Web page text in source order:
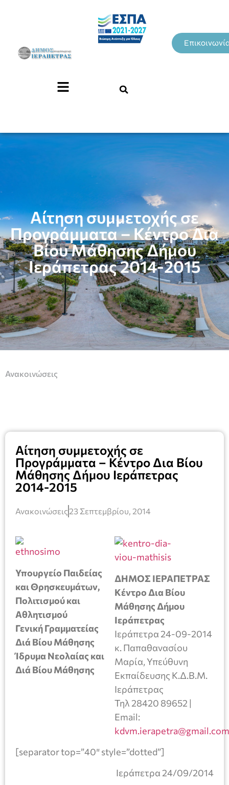
Αίτηση συμμετοχής σε
Προγράμματα – Κέντρο Δια
Βίου Μάθησης Δήμου
Ιεράπετρας 2014-2015
Ανακοινώσεις
Αίτηση συμμετοχής σε
Προγράμματα – Κέντρο Δια Βίου
Μάθησης Δήμου Ιεράπετρας
2014-2015
Ανακοινώσεις 23 Σεπτεμβρίου, 2014
Υπουργείο Παιδείας
και Θρησκευμάτων,
Πολιτισμού και
Αθλητισμού
Γενική Γραμματείας
Διά Βίου Μάθησης
Ίδρυμα Νεολαίας και
Διά Βίου Μάθησης
ΔΗΜΟΣ ΙΕΡΑΠΕΤΡΑΣ
Κέντρο Δια Βίου
Μάθησης Δήμου
Ιεράπετρας
Ιεράπετρα 24-09-2014
κ. Παπαθανασίου
Μαρία, Υπεύθυνη
Εκπαίδευσης K.Δ.Β.Μ.
Ιεράπετρας
Τηλ 28420 89652 |
Email:
kdvm.ierapetra@gmail.com
[separator top=”40″ style=”dotted”]
Ιεράπετρα 24/09/2014